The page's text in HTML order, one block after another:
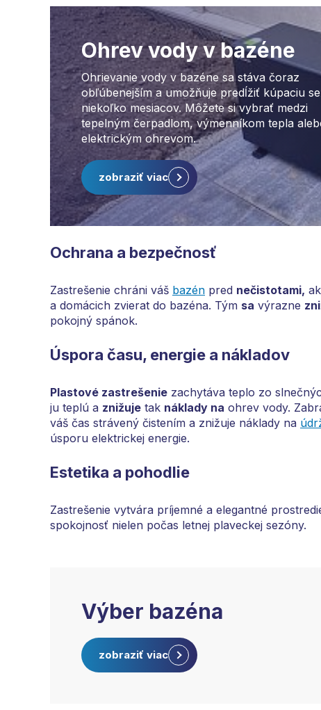
Ohrev vody v bazéne
Ohrievanie vody v bazéne sa stáva čoraz
obľúbenejším a umožňuje predĺžiť kúpaciu
niekoľko mesiacov. Môžete si vybrať medzi
tepelným čerpadlom, výmenníkom tepla
elektrickým ohrevom.
zobraziť viac
Ochrana a bezpečnosť
Zastrešenie chráni váš bazén pred nečistotami,
a domácich zvierat do bazéna. Tým sa výrazne
pokojný spánok.
Úspora času, energie a nákladov
Plastové zastrešenie zachytáva teplo zo
ju teplú a znižuje tak náklady na ohrev vody.
váš čas strávený čistením a znižuje náklady na
úsporu elektrickej energie.
Estetika a pohodlie
Zastrešenie vytvára príjemné a elegantné
spokojnosť nielen počas letnej plaveckej sezóny.
Výber bazéna
zobraziť viac